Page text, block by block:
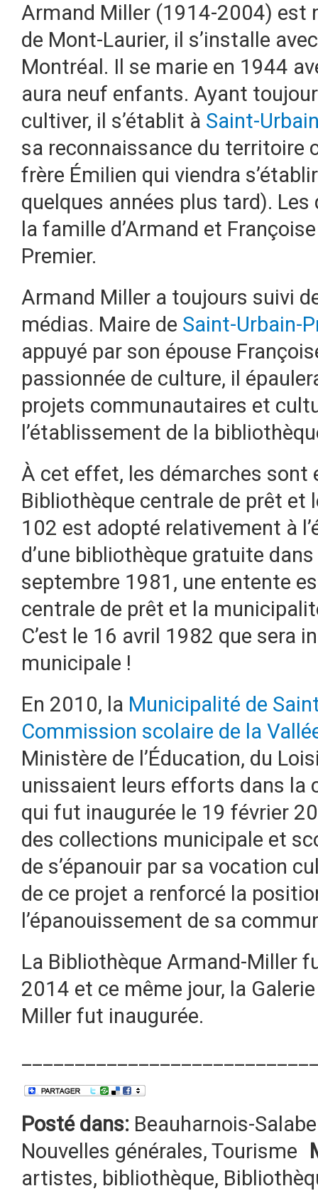
Armand Miller (1914-2004) est
de Mont-Laurier, il s’installe
Montréal. Il se marie en 1944
aura neuf enfants. Ayant
cultiver, il s’établit à Saint-
sa reconnaissance du territoire
frère Émilien qui viendra
quelques années plus tard).
la famille d’Armand et
Premier.
Armand Miller a toujours suivi
médias. Maire de Saint-Urbain-
appuyé par son épouse
passionnée de culture, il
projets communautaires et
l’établissement de la
À cet effet, les démarches sont
Bibliothèque centrale de prêt et
102 est adopté relativement à
d’une bibliothèque gratuite
septembre 1981, une entente
centrale de prêt et la
C’est le 16 avril 1982 que sera
municipale !
En 2010, la Municipalité de
Commission scolaire de la
Ministère de l’Éducation, du
unissaient leurs efforts dans la
qui fut inaugurée le 19 février
des collections municipale et
de s’épanouir par sa vocation
de ce projet a renforcé la
l’épanouissement de sa
La Bibliothèque Armand-Miller
2014 et ce même jour, la
Miller fut inaugurée.
Posté dans: Beauharnois-
Nouvelles générales, Tourisme
artistes, bibliothèque,